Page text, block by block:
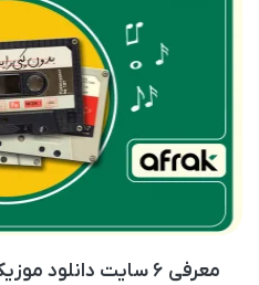
معرفی ۶ سایت دانلود